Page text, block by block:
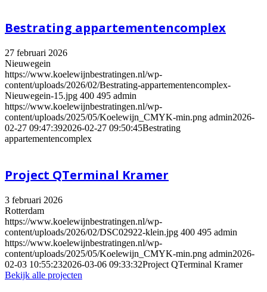
Bestrating appartementencomplex
27 februari 2026
Nieuwegein
https://www.koelewijnbestratingen.nl/wp-
content/uploads/2026/02/Bestrating-appartementencomplex-
Nieuwegein-15.jpg 400 495 admin
https://www.koelewijnbestratingen.nl/wp-
content/uploads/2025/05/Koelewijn_CMYK-min.png admin2026-
02-27 09:47:392026-02-27 09:50:45Bestrating
appartementencomplex
Project QTerminal Kramer
3 februari 2026
Rotterdam
https://www.koelewijnbestratingen.nl/wp-
content/uploads/2026/02/DSC02922-klein.jpg 400 495 admin
https://www.koelewijnbestratingen.nl/wp-
content/uploads/2025/05/Koelewijn_CMYK-min.png admin2026-
02-03 10:55:232026-03-06 09:33:32Project QTerminal Kramer
Bekijk alle projecten